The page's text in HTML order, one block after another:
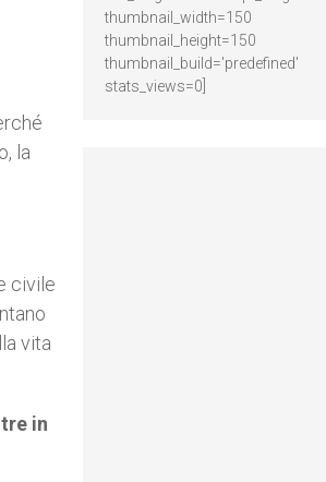
la
civile
vita
in
thumbnail_width=150
thumbnail_height=150
thumbnail_build='predefined'
stats_views=0]